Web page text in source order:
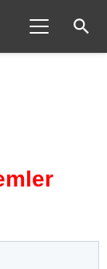
search